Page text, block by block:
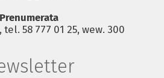
Prenumerata
tel. 58 777 01 25, wew. 300